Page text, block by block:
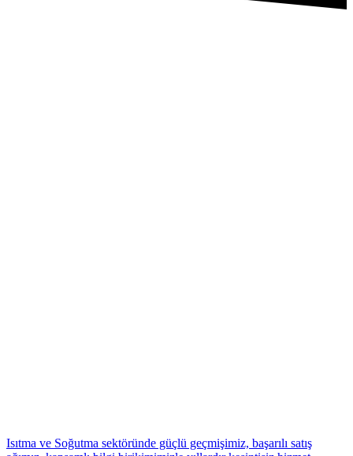
Isıtma ve Soğutma sektöründe güçlü geçmişimiz, başarılı satış